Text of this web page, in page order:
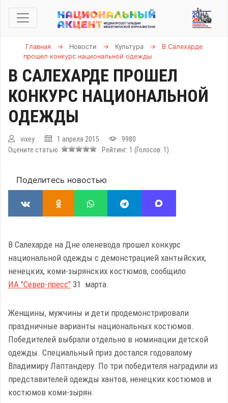
Главная → Новости → Культура →
В Салехарде
прошел конкурс национальной одежды
В САЛЕХАРДЕ ПРОШЕЛ
КОНКУРС НАЦИОНАЛЬНОЙ
ОДЕЖДЫ
vixey 1 апреля 2015
9980
Оцените статью
Рейтинг: 1 (Голосов: 1 )
Поделитесь новостью
В Салехарде на Дне оленевода прошел конкурс
национальной одежды с демонстрацией хантыйских,
ненецких, коми-зырянских костюмов, сообщило
ИА "Север-пресс" 31 марта.
Женщины, мужчины и дети продемонстрировали
праздничные варианты национальных костюмов.
Победителей выбрали отдельно в номинации детской
одежды. Специальный приз достался годовалому
Владимиру Лаптандеру. По три победителя наградили из
представителей одежды хантов, ненецких костюмов и
костюмов коми-зырян.